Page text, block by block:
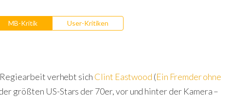
MB-Kritik User-Kritiken
verhebt sich Clint Eastwood (Ein Fremder ohne
größten US-Stars der 70er, vor und hinter der Kamera –